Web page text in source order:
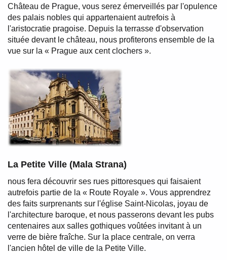
Château de Prague, vous serez émerveillés par l'opulence
des palais nobles qui appartenaient autrefois à
l'aristocratie pragoise. Depuis la terrasse d'observation
située devant le château, nous profiterons ensemble de la
vue sur la « Prague aux cent clochers ».
La Petite Ville (Mala Strana)
nous fera découvrir ses rues pittoresques qui faisaient
autrefois partie de la « Route Royale ». Vous apprendrez
des faits surprenants sur l'église Saint-Nicolas, joyau de
l'architecture baroque, et nous passerons devant les pubs
centenaires aux salles gothiques voûtées invitant à un
verre de bière fraîche. Sur la place centrale, on verra
l'ancien hôtel de ville de la Petite Ville.